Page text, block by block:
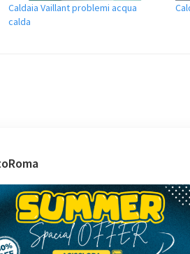
Caldaia Vaillant problemi acqua
calda